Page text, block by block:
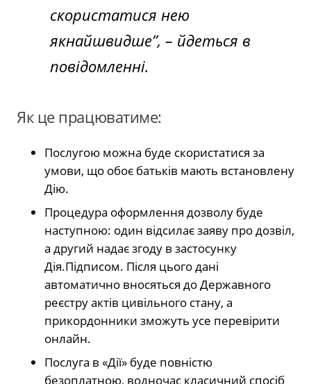
скористатися нею
якнайшвидше”, – йдеться в
повідомленні.
Як це працюватиме:
Послугою можна буде скористатися за
умови, що обоє батьків мають встановлену
Дію.
Процедура оформлення дозволу буде
наступною: один відсилає заяву про дозвіл,
а другий надає згоду в застосунку
Дія.Підписом. Після цього дані
автоматично вносяться до Державного
реєстру актів цивільного стану, а
прикордонники зможуть усе перевірити
онлайн.
Послуга в «Дії» буде повністю
безоплатною, водночас класичний спосіб